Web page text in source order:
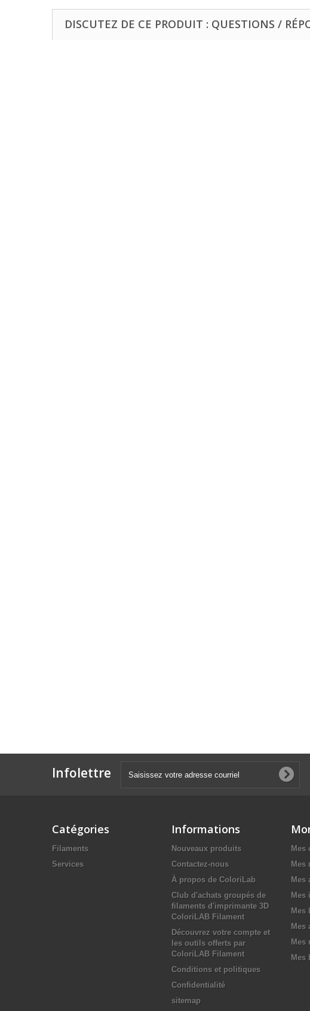
DISCUTEZ DE CE PRODUIT : QUESTIONS /
Infolettre
Catégories
Filaments
Services
Informations
Nouveaux produits
Contactez-nous
À propos de ColoriLab
Club d'achats groupés de
filaments d'imprimante 3D
ColoriLAB Filament
Découvrez votre compte et
les outils offerts par
ColoriLAB Filament
Conditions et politiques
Confidentialité
sitemap
Mes
Mes
Mes
Mes
Mes
Mes
Mes
Mes